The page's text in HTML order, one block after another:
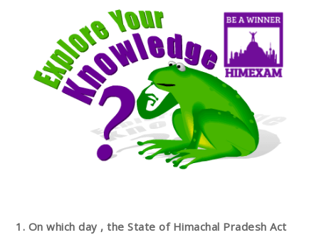
1. On which day , the State of Himachal Pradesh Act